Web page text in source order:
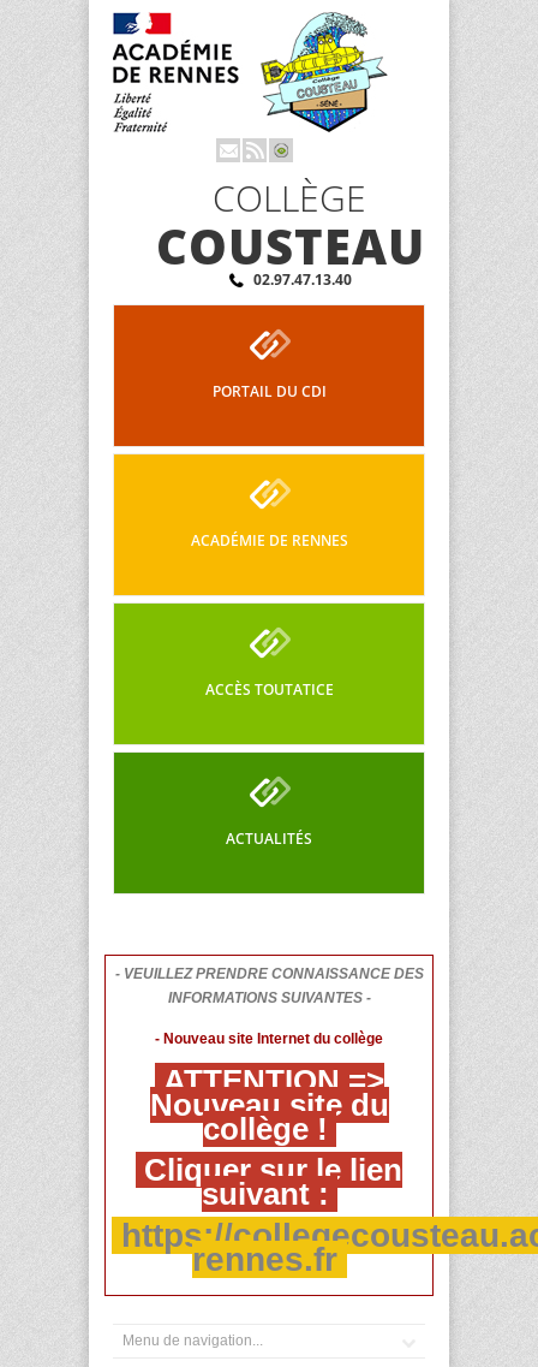
COLLÈGE
COUSTEAU
02.97.47.13.40
PORTAIL DU CDI
ACADÉMIE DE RENNES
ACCÈS TOUTATICE
ACTUALITÉS
- VEUILLEZ PRENDRE CONNAISSANCE DES
INFORMATIONS SUIVANTES -
- Nouveau site Internet du collège
ATTENTION =>
Nouveau site du
collège !
Cliquer sur le lien
suivant :
https://
rennes.fr